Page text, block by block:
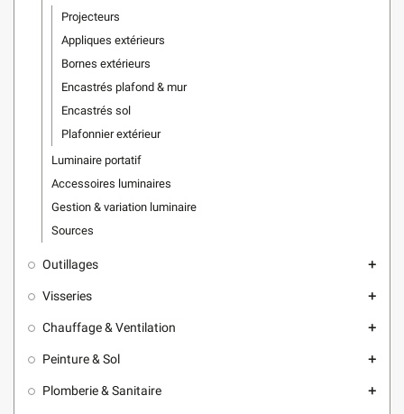
Projecteurs
Appliques extérieurs
Bornes extérieurs
Encastrés plafond & mur
Encastrés sol
Plafonnier extérieur
Luminaire portatif
Accessoires luminaires
Gestion & variation luminaire
Sources
Outillages add
Visseries add
Chauffage & Ventilation add
Peinture & Sol add
Plomberie & Sanitaire add